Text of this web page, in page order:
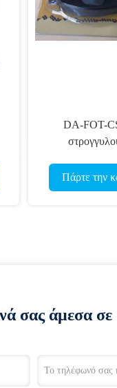
DA-FOT-
Πάρτε την
σας άμεσα σε